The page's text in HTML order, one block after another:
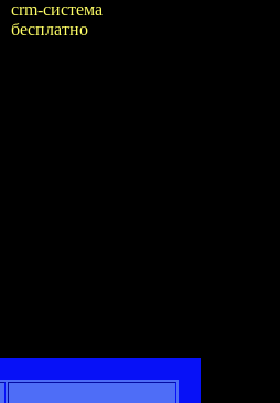
crm-система
бесплатно